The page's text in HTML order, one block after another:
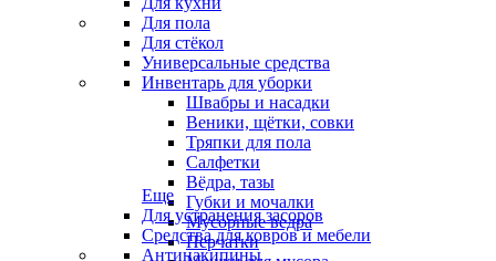
Для пола
Для стёкол
Универсальные средства
Инвентарь для уборки
Швабры и насадки
Веники, щётки, совки
Тряпки для пола
Салфетки
Вёдра, тазы
Губки и мочалки
Мусорные ведра
Перчатки
Еще
Для устранения засоров
Средства для ковров и мебели
Антинакипины